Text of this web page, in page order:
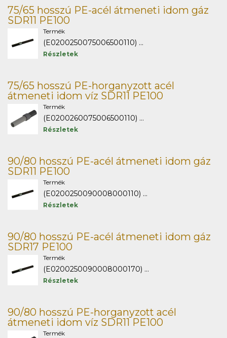
75/65 hosszú PE-acél átmeneti idom gáz
SDR11 PE100
Termék
(E0200250075006500110) ...
Részletek
75/65 hosszú PE-horganyzott acél
átmeneti idom víz SDR11 PE100
Termék
(E0200260075006500110) ...
Részletek
90/80 hosszú PE-acél átmeneti idom gáz
SDR11 PE100
Termék
(E0200250090008000110) ...
Részletek
90/80 hosszú PE-acél átmeneti idom gáz
SDR17 PE100
Termék
(E0200250090008000170) ...
Részletek
90/80 hosszú PE-horganyzott acél
átmeneti idom víz SDR11 PE100
Termék